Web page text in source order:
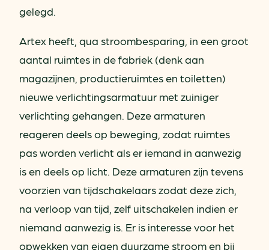
gelegd.
Artex heeft, qua stroombesparing, in een groot
aantal ruimtes in de fabriek (denk aan
magazijnen, productieruimtes en toiletten)
nieuwe verlichtingsarmatuur met zuiniger
verlichting gehangen. Deze armaturen
reageren deels op beweging, zodat ruimtes
pas worden verlicht als er iemand in aanwezig
is en deels op licht. Deze armaturen zijn tevens
voorzien van tijdschakelaars zodat deze zich,
na verloop van tijd, zelf uitschakelen indien er
niemand aanwezig is. Er is interesse voor het
opwekken van eigen duurzame stroom en bij